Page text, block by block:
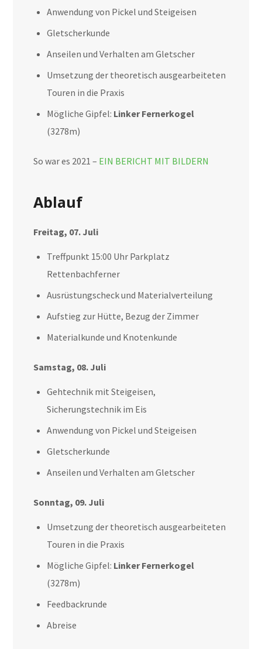
Anwendung von Pickel und Steigeisen
Gletscherkunde
Anseilen und Verhalten am Gletscher
Umsetzung der theoretisch ausgearbeiteten
Touren in die Praxis
Mögliche Gipfel: Linker Fernerkogel
(3278m)
So war es 2021 – EIN BERICHT MIT BILDERN
Ablauf
Freitag, 07. Juli
Treffpunkt 15:00 Uhr Parkplatz
Rettenbachferner
Ausrüstungscheck und Materialverteilung
Aufstieg zur Hütte, Bezug der Zimmer
Materialkunde und Knotenkunde
Samstag, 08. Juli
Gehtechnik mit Steigeisen,
Sicherungstechnik im Eis
Anwendung von Pickel und Steigeisen
Gletscherkunde
Anseilen und Verhalten am Gletscher
Sonntag, 09. Juli
Umsetzung der theoretisch ausgearbeiteten
Touren in die Praxis
Mögliche Gipfel: Linker Fernerkogel
(3278m)
Feedbackrunde
Abreise